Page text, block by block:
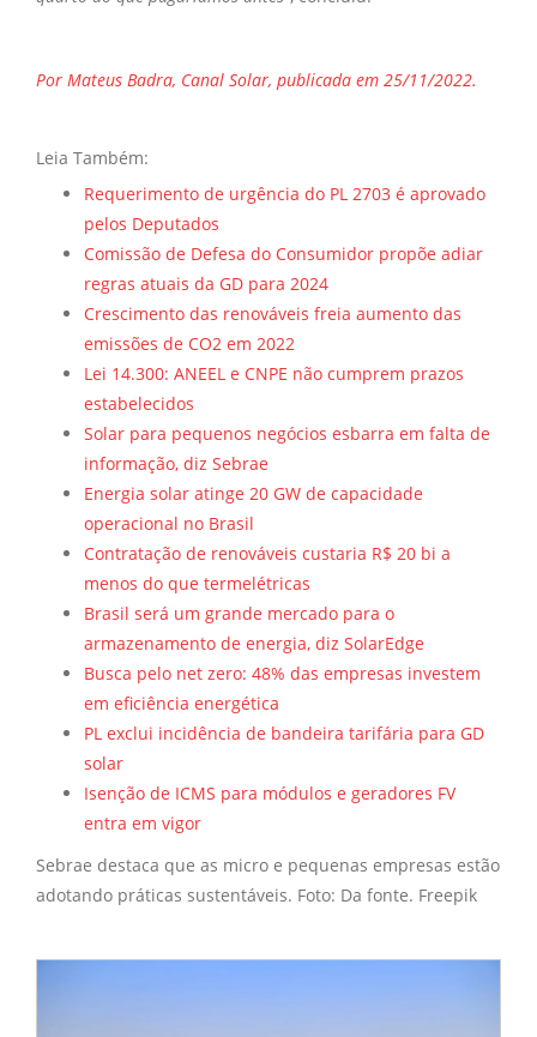
Por Mateus Badra, Canal Solar, publicada em 25/11/2022.
Leia Também:
Requerimento de urgência do PL 2703 é aprovado
pelos Deputados
Comissão de Defesa do Consumidor propõe adiar
regras atuais da GD para 2024
Crescimento das renováveis freia aumento das
emissões de CO2 em 2022
Lei 14.300: ANEEL e CNPE não cumprem prazos
estabelecidos
Solar para pequenos negócios esbarra em falta de
informação, diz Sebrae
Energia solar atinge 20 GW de capacidade
operacional no Brasil
Contratação de renováveis custaria R$ 20 bi a
menos do que termelétricas
Brasil será um grande mercado para o
armazenamento de energia, diz SolarEdge
Busca pelo net zero: 48% das empresas investem
em eficiência energética
PL exclui incidência de bandeira tarifária para GD
solar
Isenção de ICMS para módulos e geradores FV
entra em vigor
Sebrae destaca que as micro e pequenas empresas estão
adotando práticas sustentáveis. Foto: Da fonte. Freepik